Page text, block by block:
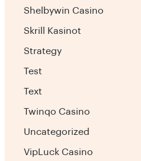
Shelbywin Casino
Skrill Kasinot
Strategy
Test
Text
Twinqo Casino
Uncategorized
VipLuck Casino